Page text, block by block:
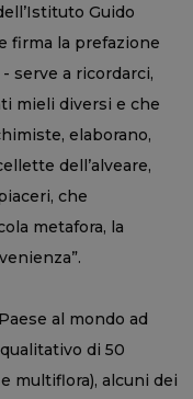
Guido
firma la prefazione
serve a ricordarci,
mieli diversi e che
elaborano,
dell’alveare,
che
metafora, la
al mondo ad
di 50
multiflora), alcuni dei